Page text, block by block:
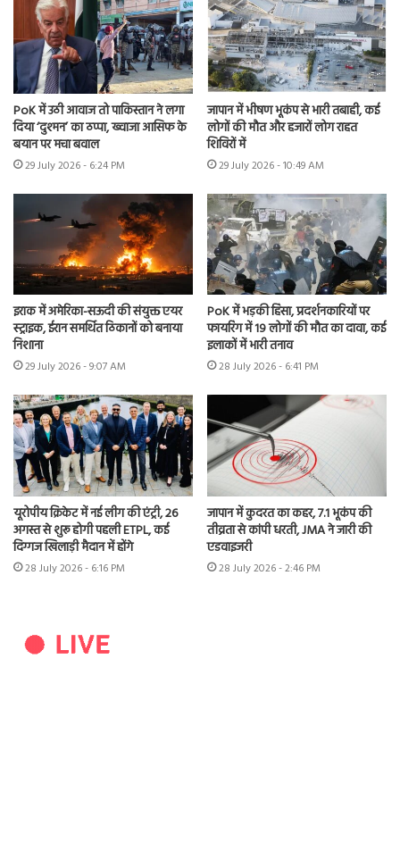
PoK में उठी आवाज तो पाकिस्तान ने लगा
दिया ‘दुश्मन’ का ठप्पा, ख्वाजा आसिफ के
बयान पर मचा बवाल
29 July 2026 - 6:24 PM
जापान में भीषण भूकंप से भारी तबाही, कई
लोगों की मौत और हजारों लोग राहत
शिविरों में
29 July 2026 - 10:49 AM
इराक में अमेरिका-सऊदी की संयुक्त एयर
स्ट्राइक, ईरान समर्थित ठिकानों को बनाया
निशाना
29 July 2026 - 9:07 AM
PoK में भड़की हिंसा, प्रदर्शनकारियों पर
फायरिंग में 19 लोगों की मौत का दावा, कई
इलाकों में भारी तनाव
28 July 2026 - 6:41 PM
यूरोपीय क्रिकेट में नई लीग की एंट्री, 26
अगस्त से शुरू होगी पहली ETPL, कई
दिग्गज खिलाड़ी मैदान में होंगे
28 July 2026 - 6:16 PM
जापान में कुदरत का कहर, 7.1 भूकंप की
तीव्रता से कांपी धरती, JMA ने जारी की
एडवाइजरी
28 July 2026 - 2:46 PM